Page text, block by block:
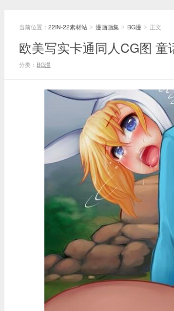
当前位置： 22IN-22素材站 > 漫画画集 > BG漫 > 正文
欧美写实卡通同人CG图
分类： BG漫